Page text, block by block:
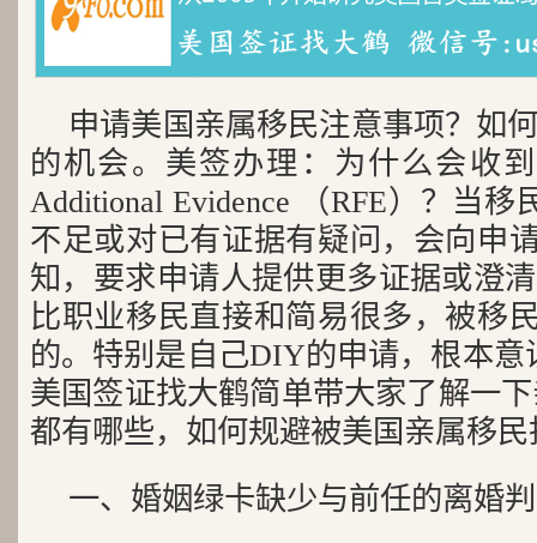
申请美国亲属移民注意事项？如
的机会。美签办理：为什么会收到
Additional Evidence （RFE）？当
不足或对已有证据有疑问，会向申
知，要求申请人提供更多证据或澄
比职业移民直接和简易很多，被移
的。特别是自己DIY的申请，根本意
美国签证找大鹤简单带大家了解一
都有哪些，如何规避被美国亲属移
一、婚姻绿卡缺少与前任的离婚